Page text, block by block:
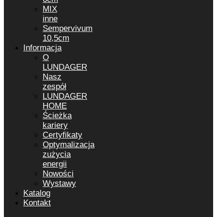
MIX
inne
Sempervivum
10,5cm
Informacja
O
LUNDAGER
Nasz
zespół
LUNDAGER
HOME
Ścieżka
kariery
Certyfikaty
Optymalizacja
zużycia
energii
Nowości
Wystawy
Katalog
Kontakt